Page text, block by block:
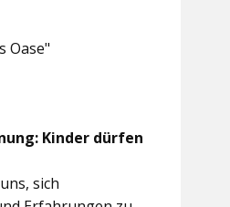
Oase"
Kinder dürfen
sich